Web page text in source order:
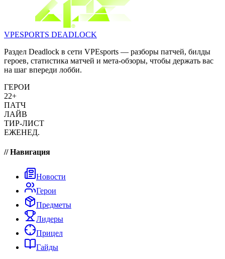
VPESPORTS DEADLOCK
Раздел Deadlock в сети VPEsports — разборы патчей, билды
героев, статистика матчей и мета-обзоры, чтобы держать вас
на шаг впереди лобби.
ГЕРОИ
22+
ПАТЧ
ЛАЙВ
ТИР-ЛИСТ
ЕЖЕНЕД.
// Навигация
Новости
Герои
Предметы
Лидеры
Прицел
Гайды